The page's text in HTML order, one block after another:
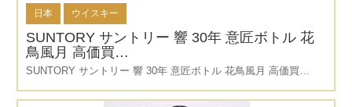
日本 ウイスキー
SUNTORY サントリー 響 30年 意匠ボトル 花
鳥風月 高価買…
SUNTORY サントリー 響 30年 意匠ボトル 花鳥風月 高価買…